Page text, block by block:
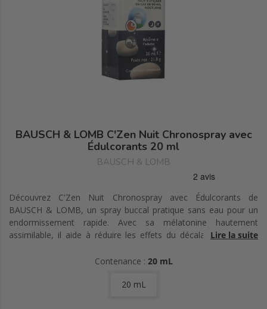
BAUSCH & LOMB C'Zen Nuit Chronospray avec
Édulcorants 20 ml
BAUSCH & LOMB
Découvrez C'Zen Nuit Chronospray avec Édulcorants de
BAUSCH & LOMB, un spray buccal pratique sans eau pour un
endormissement rapide. Avec sa mélatonine hautement
assimilable, il aide à réduire les effets du décalage horaire et
Lire la suite
Contenance : 20 mL
20 mL